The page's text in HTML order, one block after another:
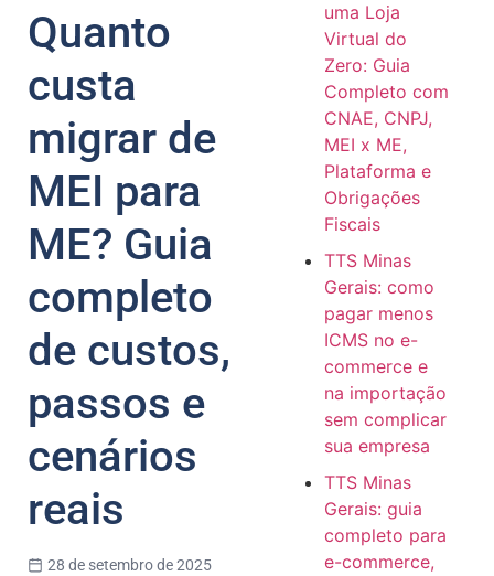
Quanto
custa
migrar de
MEI para
ME? Guia
completo
de custos,
passos e
cenários
reais
28 de setembro de 2025
uma Loja
Virtual do
Zero: Guia
Completo com
CNAE, CNPJ,
MEI x ME,
Plataforma e
Obrigações
Fiscais
TTS Minas
Gerais: como
pagar menos
ICMS no e-
commerce e
na importação
sem complicar
sua empresa
TTS Minas
Gerais: guia
completo para
e-commerce,